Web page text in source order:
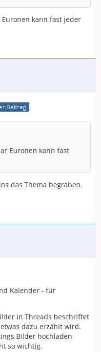
kann fast jeder
Beitrag
Euronen kann fast
das Thema begraben.
Kalender - für
in Threads beschriftet
dazu erzählt wird.
Bilder hochladen
so wichtig.